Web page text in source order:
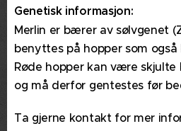
Genetisk informasjon:
Merlin er bærer av sølvgenet
benyttes på hopper som
Røde hopper kan være
og må derfor gentestes før
Ta gjerne kontakt for mer